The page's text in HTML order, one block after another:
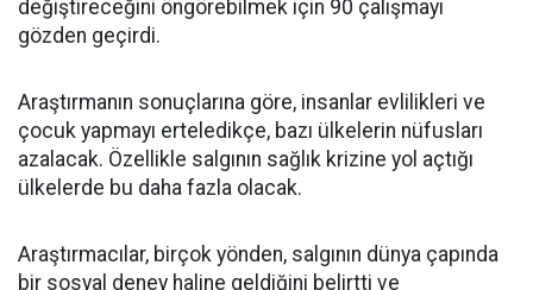
değiştireceğini öngörebilmek için 90 çalışmayı
gözden geçirdi.
Araştırmanın sonuçlarına göre, insanlar evlilikleri ve
çocuk yapmayı erteledikçe, bazı ülkelerin nüfusları
azalacak. Özellikle salgının sağlık krizine yol açtığı
ülkelerde bu daha fazla olacak.
Araştırmacılar, birçok yönden, salgının dünya çapında
bir sosyal deney haline geldiğini belirtti ve